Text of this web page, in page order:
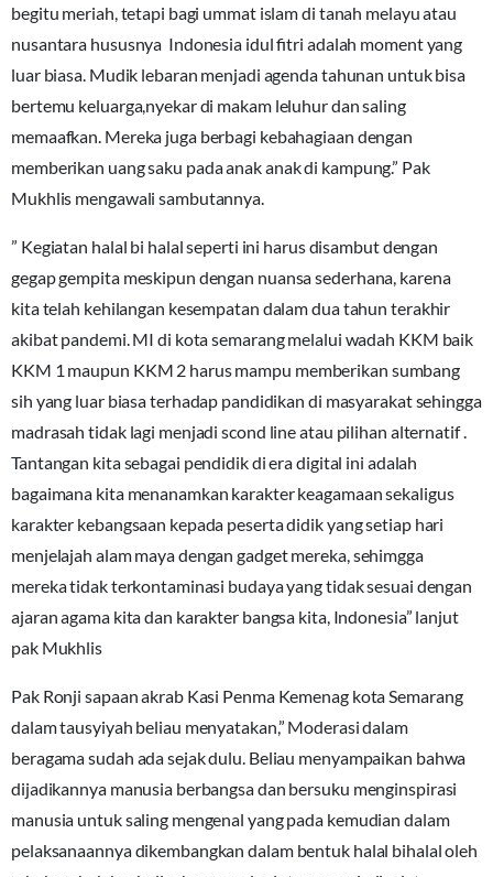
begitu meriah, tetapi bagi ummat islam di tanah melayu atau
nusantara hususnya Indonesia idul fitri adalah moment yang
luar biasa. Mudik lebaran menjadi agenda tahunan untuk bisa
bertemu keluarga,nyekar di makam leluhur dan saling
memaafkan. Mereka juga berbagi kebahagiaan dengan
memberikan uang saku pada anak anak di kampung.” Pak
Mukhlis mengawali sambutannya.
” Kegiatan halal bi halal seperti ini harus disambut dengan
gegap gempita meskipun dengan nuansa sederhana, karena
kita telah kehilangan kesempatan dalam dua tahun terakhir
akibat pandemi. MI di kota semarang melalui wadah KKM baik
KKM 1 maupun KKM 2 harus mampu memberikan sumbang
sih yang luar biasa terhadap pandidikan di masyarakat sehingga
madrasah tidak lagi menjadi scond line atau pilihan alternatif .
Tantangan kita sebagai pendidik di era digital ini adalah
bagaimana kita menanamkan karakter keagamaan sekaligus
karakter kebangsaan kepada peserta didik yang setiap hari
menjelajah alam maya dengan gadget mereka, sehimgga
mereka tidak terkontaminasi budaya yang tidak sesuai dengan
ajaran agama kita dan karakter bangsa kita, Indonesia” lanjut
pak Mukhlis
Pak Ronji sapaan akrab Kasi Penma Kemenag kota Semarang
dalam tausyiyah beliau menyatakan,” Moderasi dalam
beragama sudah ada sejak dulu. Beliau menyampaikan bahwa
dijadikannya manusia berbangsa dan bersuku menginspirasi
manusia untuk saling mengenal yang pada kemudian dalam
pelaksanaannya dikembangkan dalam bentuk halal bihalal oleh